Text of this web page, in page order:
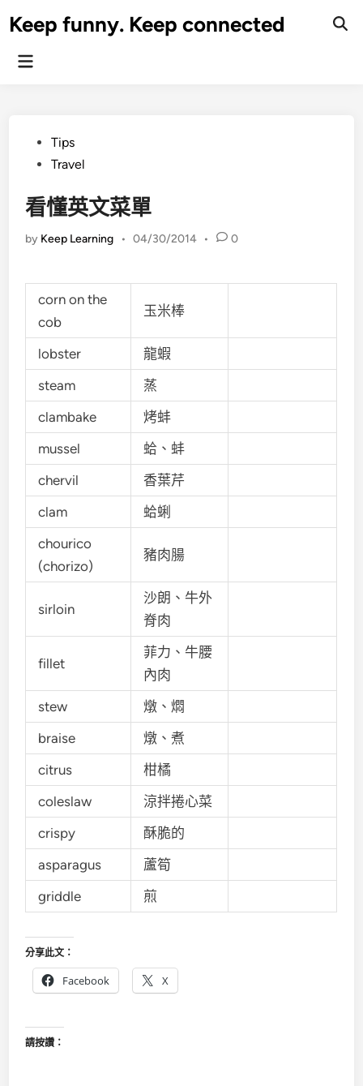
toKeep funny. Keep connected
Main
PostedTips
Travel
看懂英文菜單
by Keep Learning • 04/30/2014 • 0
corn on the
cob
玉米棒
lobster
龍蝦
steam
蒸
clambake
烤蚌
mussel
蛤、蚌
chervil
香葉芹
clam
蛤蜊
chourico
(chorizo)
豬肉腸
sirloin
沙朗、牛外
脊肉
fillet
菲力、牛腰
內肉
stew
燉、燜
braise
燉、煮
citrus
柑橘
coleslaw
涼拌捲心菜
crispy
酥脆的
asparagus
蘆筍
griddle
煎
分享此文：
Facebook X
請按讚：